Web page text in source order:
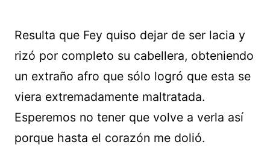
Resulta que Fey quiso dejar de ser lacia y
rizó por completo su cabellera, obteniendo
un extraño afro que sólo logró que esta se
viera extremadamente maltratada.
Esperemos no tener que volve a verla así
porque hasta el corazón me dolió.